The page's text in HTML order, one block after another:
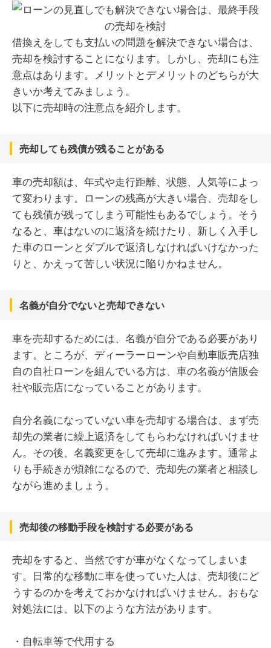
借換えをしても支払いの問題を解決できない場合は、
売却を検討することになります。しかし、売却にも注
意点はあります。メリットとデメリットのどちらが大
きいか考えてみましょう。
以下に売却時の注意点を紹介します。
売却しても残債が残ることがある
車の売却額は、年式や走行距離、状態、人気等によっ
て変わります。ローンの残高が大きい場合、売却をし
ても残債が残ってしまう可能性もあるでしょう。そう
なると、車はないのに返済を続けたり、新しく入手し
た車のローンとダブルで返済しなければいけなかった
りと、かえって苦しい状況に陥りかねません。
名義が自分でないと売却できない
車を売却するためには、名義が自分である必要があり
ます。ところが、ディーラーローンや自動車販売店独
自の自社ローンを組んでいる方は、車の名義が信販会
社や販売店になっていることがあります。
自分名義になっていない車を売却する場合は、まず売
却先の業者に繰上返済をしてもらわなければいけませ
ん。その後、名義変更をして売却に進みます。通常よ
りも手続きが煩雑になるので、売却先の業者と相談し
ながら進めましょう。
売却後の移動手段を検討する必要がある
売却をすると、当然ですが車がなくなってしまいま
す。日常的な移動に車を使っていた人は、売却後にど
うするのかを考えておかなければいけません。おもな
対処法には、以下のような方法があります。
・自転車等で代用する